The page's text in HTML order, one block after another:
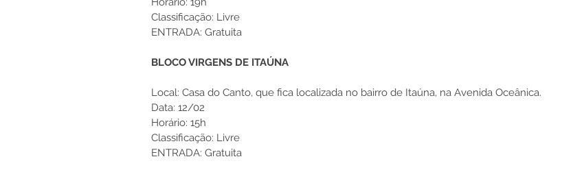
Classificação: Livre
ENTRADA: Gratuita
BLOCO VIRGENS DE ITAÚNA
Local: Casa do Canto, que fica localizada no bairro de Itaúna, na Avenida Oceânica.
Data: 12/02
Horário: 15h
Classificação: Livre
ENTRADA: Gratuita